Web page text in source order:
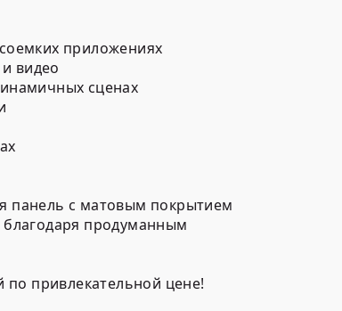
приложениях
видео
сценах
панель с матовым покрытием
продуманным
привлекательной цене!